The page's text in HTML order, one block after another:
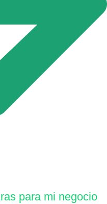
para mi negocio